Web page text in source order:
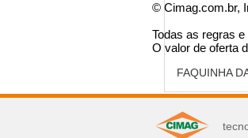
FAQUINHA
você
© Cimag.com.br,
Todas as regras
O valor de oferta